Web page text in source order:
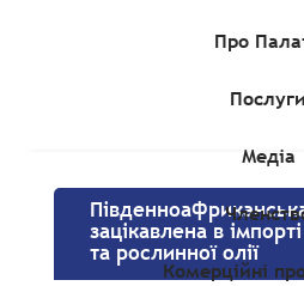
Про
Послуги
Медіа
Комерційні
Комерційні пропозиції»
зацікавлена в
та рослинної олії